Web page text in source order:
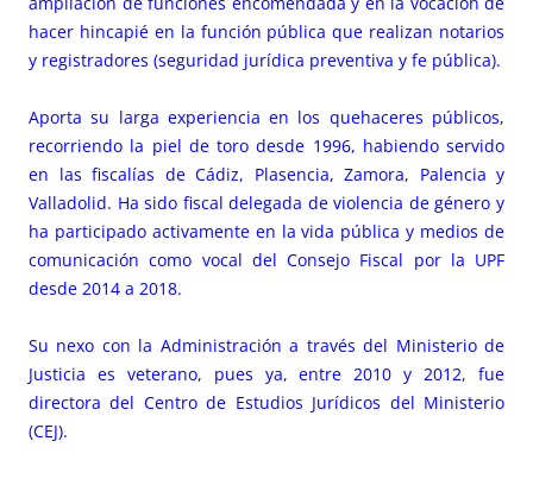
hacer hincapié en la función pública que realizan notarios
y registradores (seguridad jurídica preventiva y fe pública).
Aporta su larga experiencia en los quehaceres públicos,
recorriendo la piel de toro desde 1996, habiendo servido
en las fiscalías de Cádiz, Plasencia, Zamora, Palencia y
Valladolid. Ha sido fiscal delegada de violencia de género y
ha participado activamente en la vida pública y medios de
comunicación como vocal del Consejo Fiscal por la UPF
desde 2014 a 2018.
Su nexo con la Administración a través del Ministerio de
Justicia es veterano, pues ya, entre 2010 y 2012, fue
directora del Centro de Estudios Jurídicos del Ministerio
(CEJ).